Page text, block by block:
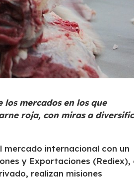
mercados en los que
roja, con miras a
mercado internacional con un
y Exportaciones (Rediex),
realizan misiones